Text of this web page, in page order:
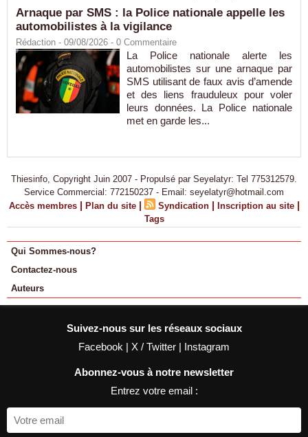
Arnaque par SMS : la Police nationale appelle les
automobilistes à la vigilance
Rédaction - 09/08/2026 - 0 Commentaire
La Police nationale alerte les
automobilistes sur une arnaque par
SMS utilisant de faux avis d’amende
et des liens frauduleux pour voler
leurs données. La Police nationale
met en garde les...
Thiesinfo, Copyright Juin 2007 - Propulsé par Seyelatyr: Tel 775312579.
Service Commercial: 772150237 - Email: seyelatyr@hotmail.com
Accès membres | Plan du site | Syndication | Inscription au site |
Tags
Qui Sommes-nous?
Contactez-nous
Auteurs
Suivez-nous sur les réseaux sociaux
Facebook | X / Twitter | Instagram
Abonnez-vous à notre newsletter
Entrez votre email :